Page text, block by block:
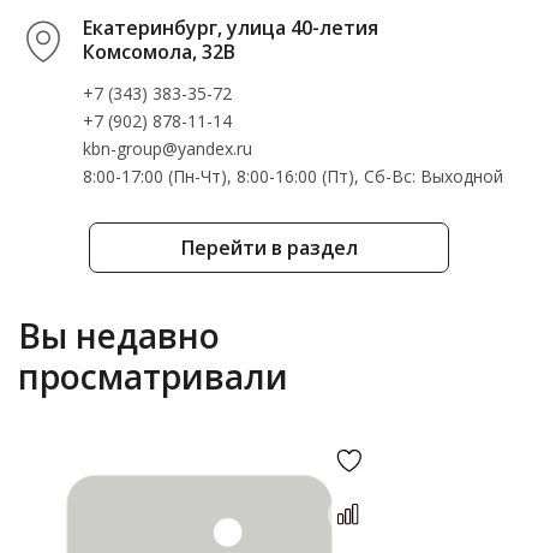
Перейти в раздел
Екатеринбург, улица 40-летия
Комсомола, 32В
+7 (343) 383-35-72
+7 (902) 878-11-14
kbn-group@yandex.ru
8:00-17:00 (Пн-Чт), 8:00-16:00 (Пт), Cб-Вс: Выходной
Вы недавно
просматривали